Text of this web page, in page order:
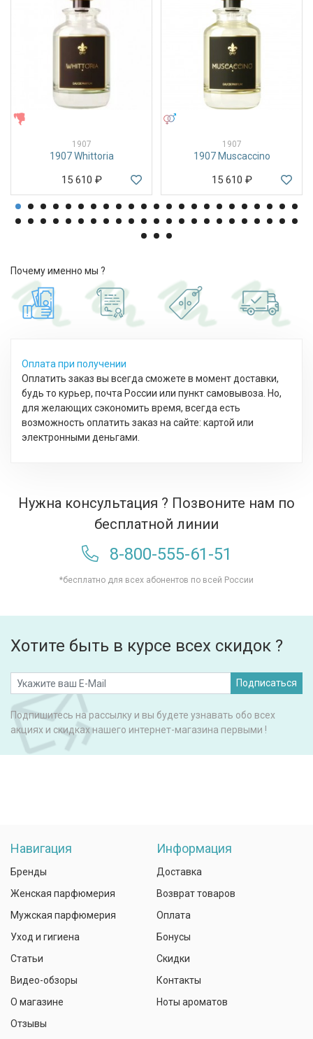
1907
1907 Whittoria
15 610 ₽
1907
1907 Muscaccino
15 610 ₽
Почему именно мы ?
Оплата при получении
Оплатить заказ вы всегда сможете в момент доставки,
будь то курьер, почта России или пункт самовывоза. Но,
для желающих сэкономить время, всегда есть
возможность оплатить заказ на сайте: картой или
электронными деньгами.
Нужна консультация ? Позвоните нам по
бесплатной линии
8-800-555-61-51
*бесплатно для всех абонентов по всей России
Хотите быть в курсе всех скидок ?
Подписаться
Подпишитесь на рассылку и вы будете узнавать обо всех
акциях и скидках нашего интернет-магазина первыми !
Навигация
Бренды
Женская парфюмерия
Мужская парфюмерия
Уход и гигиена
Статьи
Видео-обзоры
О магазине
Отзывы
Информация
Доставка
Возврат товаров
Оплата
Бонусы
Скидки
Контакты
Ноты ароматов